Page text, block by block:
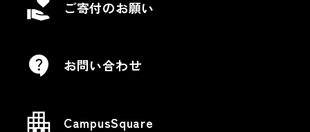
ご寄付のお願い
お問い合わせ
CampusSquare